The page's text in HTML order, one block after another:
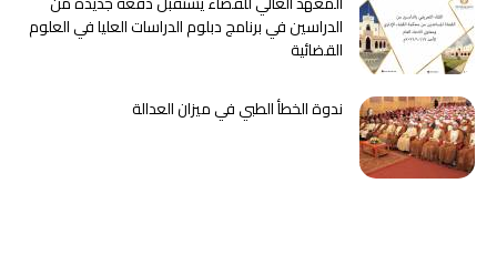
الدراسين في برنامج دبلوم الدراسات العليا في العلوم
القضائية
ندوة الخطأ الطبي في ميزان العدالة